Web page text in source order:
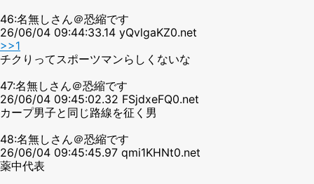
46:名無しさん＠恐縮です
26/06/04 09:44:33.14 yQvlgaKZ0.net
>>1
チクりってスポーツマンらしくないな
47:名無しさん＠恐縮です
26/06/04 09:45:02.32 FSjdxeFQ0.net
カープ男子と同じ路線を征く男
48:名無しさん＠恐縮です
26/06/04 09:45:45.97 qmi1KHNt0.net
薬中代表